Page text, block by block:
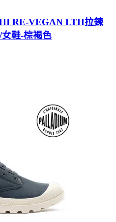
RE-VEGAN LTH拉鍊
鞋-棕褐色